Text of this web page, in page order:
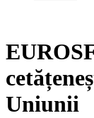
Uniunii